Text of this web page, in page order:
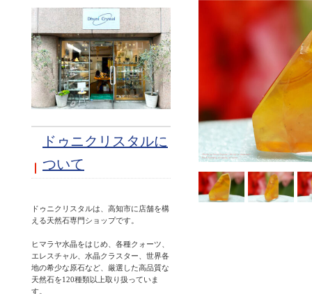
ドゥニクリスタルに
ついて
ドゥニクリスタルは、高知市に店舗を構
える天然石専門ショップです。
ヒマラヤ水晶をはじめ、各種クォーツ、
エレスチャル、水晶クラスター、世界各
地の希少な原石など、厳選した高品質な
天然石を120種類以上取り扱っていま